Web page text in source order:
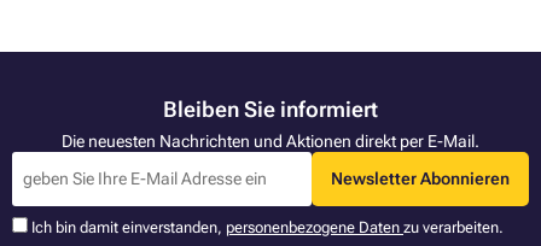
Bleiben Sie informiert
Die neuesten Nachrichten und Aktionen direkt per E-Mail.
Newsletter Abonnieren
Ich bin damit einverstanden, personenbezogene Daten zu verarbeiten.